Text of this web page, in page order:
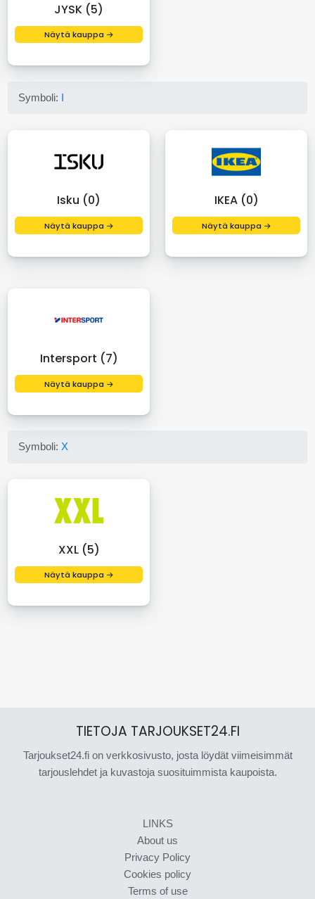
JYSK (5)
Näytä kauppa →
Symboli: I
Isku (0)
Näytä kauppa →
IKEA (0)
Näytä kauppa →
Intersport (7)
Näytä kauppa →
Symboli:X
XXL (5)
Näytä kauppa →
TIETOJA TARJOUKSET24.FI
Tarjoukset24.fi on verkkosivusto, josta löydät viimeisimmät
tarjouslehdet ja kuvastoja suosituimmista kaupoista.
LINKS
About us
Privacy Policy
Cookies policy
Terms of use